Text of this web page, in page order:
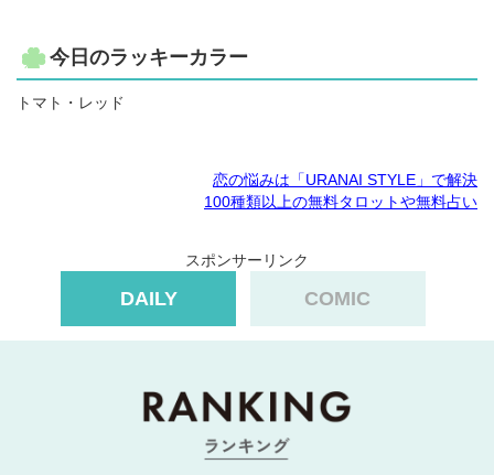
今日のラッキーカラー
トマト・レッド
恋の悩みは「URANAI STYLE」で解決
100種類以上の無料タロットや無料占い
スポンサーリンク
DAILY COMIC